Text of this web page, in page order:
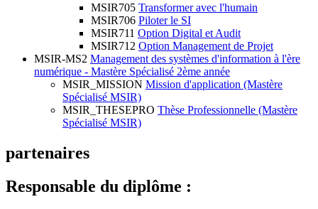
MSIR705 Transformer avec l'humain
MSIR706 Piloter le SI
MSIR711 Option Digital et Audit
MSIR712 Option Management de Projet
MSIR-MS2 Management des systèmes d'information à l'ère
numérique - Mastère Spécialisé 2ème année
MSIR_MISSION Mission d'application (Mastère
Spécialisé MSIR)
MSIR_THESEPRO Thèse Professionnelle (Mastère
Spécialisé MSIR)
partenaires
Responsable du diplôme :